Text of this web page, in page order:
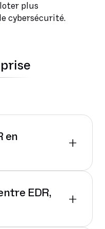
plus
cybersécurité.
en
+
and
les
EDR,
+